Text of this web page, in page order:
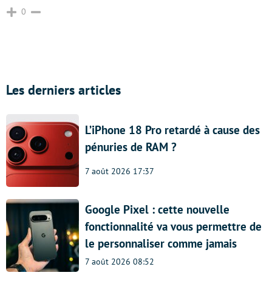
0
Les derniers articles
L’iPhone 18 Pro retardé à cause des
pénuries de RAM ?
7 août 2026 17:37
Google Pixel : cette nouvelle
fonctionnalité va vous permettre de
le personnaliser comme jamais
7 août 2026 08:52